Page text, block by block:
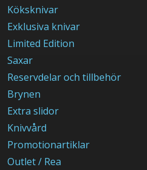
Köksknivar
Exklusiva knivar
Limited Edition
Saxar
Reservdelar och tillbehör
Brynen
Extra slidor
Knivvård
Promotionartiklar
Outlet / Rea